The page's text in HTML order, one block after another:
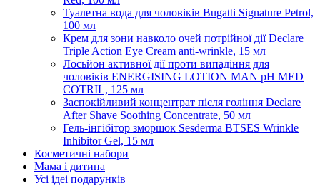
Туалетна вода для чоловіків Bugatti Signature Petrol,
100 мл
Крем для зони навколо очей потрійної дії Declare
Triple Action Eye Cream anti-wrinkle, 15 мл
Лосьйон активної дії проти випадіння для
чоловіків ENERGISING LOTION MAN pH MED
COTRIL, 125 мл
Заспокійливий концентрат після гоління Declare
After Shave Soothing Concentrate, 50 мл
Гель-інгібітор зморшок Sesderma BTSES Wrinkle
Inhibitor Gel, 15 мл
Косметичні набори
Мама і дитина
Усi iдеi подарункiв